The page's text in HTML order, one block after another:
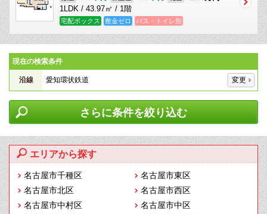
1LDK / 43.97㎡ / 1階
宅配ボックス 敷金ゼロ バス・トイレ別
現在の検索条件
沿線 愛知環状鉄道 変更
さらに条件を絞り込む
エリアから探す
名古屋市千種区
名古屋市東区
名古屋市北区
名古屋市西区
名古屋市中村区
名古屋市中区